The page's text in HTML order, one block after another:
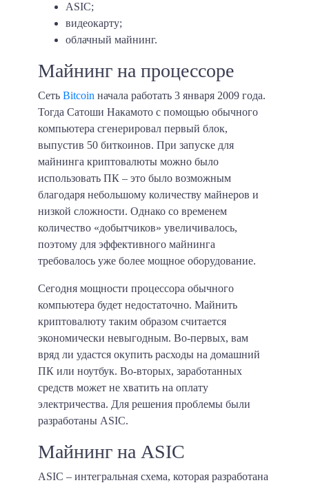
ASIC;
видеокарту;
облачный майнинг.
Майнинг на процессоре
Сеть Bitcoin начала работать 3 января 2009 года.
Тогда Сатоши Накамото с помощью обычного
компьютера сгенерировал первый блок,
выпустив 50 биткоинов. При запуске для
майнинга криптовалюты можно было
использовать ПК – это было возможным
благодаря небольшому количеству майнеров и
низкой сложности. Однако со временем
количество «добытчиков» увеличивалось,
поэтому для эффективного майнинга
требовалось уже более мощное оборудование.
Сегодня мощности процессора обычного
компьютера будет недостаточно. Майнить
криптовалюту таким образом считается
экономически невыгодным. Во-первых, вам
вряд ли удастся окупить расходы на домашний
ПК или ноутбук. Во-вторых, заработанных
средств может не хватить на оплату
электричества. Для решения проблемы были
разработаны ASIC.
Майнинг на ASIC
ASIC – интегральная схема, которая разработана